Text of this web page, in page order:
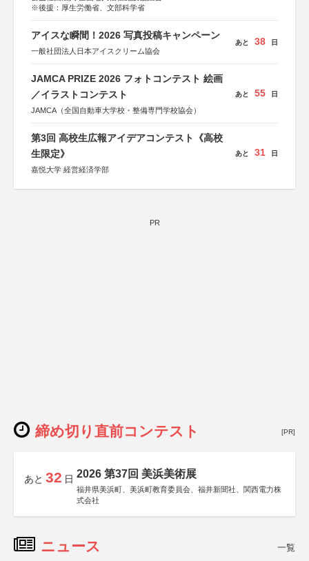
※後援：厚生労働省、文部科学省
アイスな瞬間！2026 写真投稿キャンペーン
一般社団法人日本アイスクリーム協会
あと 38 日
JAMCA PRIZE 2026 フォトコンテスト 絵画
／イラストコンテスト
JAMCA（全国自動車大学校・整備専門学校協会）
あと 55 日
第3回 高校生広報アイデアコンテスト《高校
生限定》
嘉悦大学 経営経済学部
あと 31 日
PR
締め切り直前コンテスト [PR]
あと 32 日 2026 第37回 美浜美術展
福井県美浜町、美浜町教育委員会、福井新聞社、関西電力株
式会社
ニュース 一覧